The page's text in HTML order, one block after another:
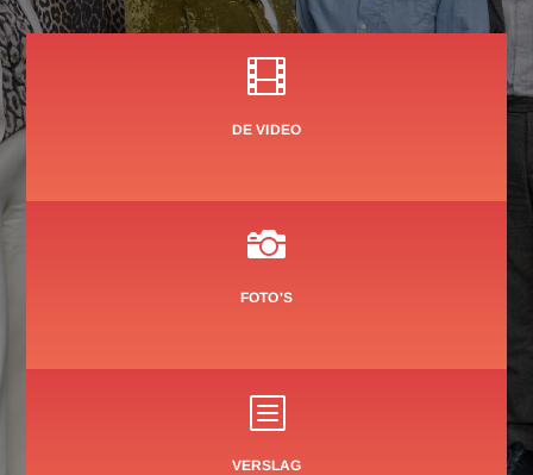

DE VIDEO

FOTO'S
b
VERSLAG